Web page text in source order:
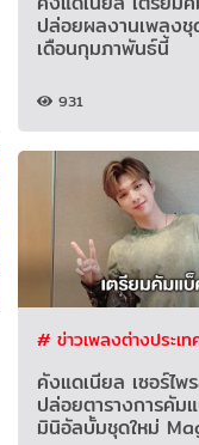
ปล่อยผลงานเพลงชุ
เดือนกุมภาพันธ์นี้
931
# ข่าวเพลงต่างประเท
คังแดเนียล เซอร์ไพ
ปล่อยตารางการคัม
มินิอัลบั้มชุดใหม่